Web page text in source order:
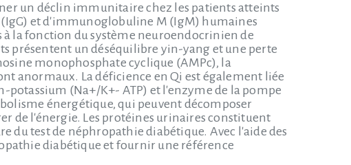
un déclin immunitaire chez les patients atteints
et d'immunoglobuline M (IgM) humaines
à la fonction du système neuroendocrinien de
présentent un déséquilibre yin-yang et une perte
monophosphate cyclique (AMPc), la
anormaux. La déficience en Qi est également liée
(Na+/K+- ATP) et l'enzyme de la pompe
énergétique, qui peuvent décomposer
de l'énergie. Les protéines urinaires constituent
du test de néphropathie diabétique. Avec l'aide des
diabétique et fournir une référence